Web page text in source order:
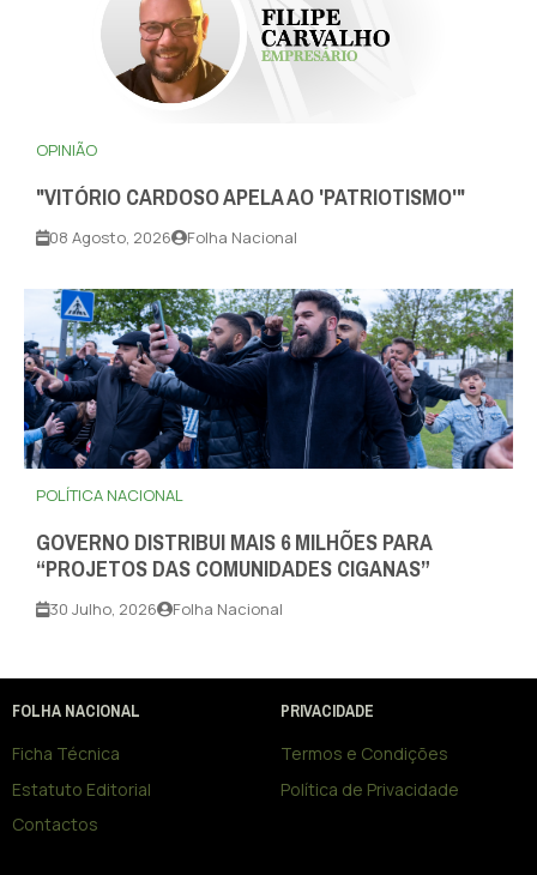
OPINIÃO
"VITÓRIO CARDOSO APELA AO 'PATRIOTISMO'"
08 Agosto, 2026 Folha Nacional
POLÍTICA NACIONAL
GOVERNO DISTRIBUI MAIS 6 MILHÕES PARA
“PROJETOS DAS COMUNIDADES CIGANAS”
30 Julho, 2026 Folha Nacional
FOLHA NACIONAL
Ficha Técnica
Estatuto Editorial
Contactos
PRIVACIDADE
Termos e Condições
Política de Privacidade